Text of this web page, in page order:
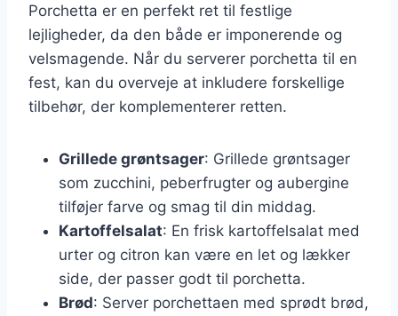
Porchetta er en perfekt ret til festlige
lejligheder, da den både er imponerende og
velsmagende. Når du serverer porchetta til en
fest, kan du overveje at inkludere forskellige
tilbehør, der komplementerer retten.
Grillede grøntsager: Grillede grøntsager
som zucchini, peberfrugter og aubergine
tilføjer farve og smag til din middag.
Kartoffelsalat: En frisk kartoffelsalat med
urter og citron kan være en let og lækker
side, der passer godt til porchetta.
Brød: Server porchettaen med sprødt brød,